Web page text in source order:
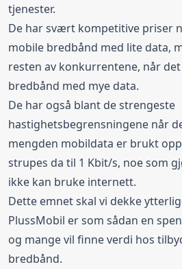
tjenester.
De har svært kompetitive priser
mobile bredbånd med lite data,
resten av konkurrentene, når
bredbånd med mye data.
De har også blant de strengeste
hastighetsbegrensningene når
mengden mobildata er brukt
strupes da til 1 Kbit/s, noe som
ikke kan bruke internett.
Dette emnet skal vi dekke
PlussMobil er som sådan en
og mange vil finne verdi hos
bredbånd.